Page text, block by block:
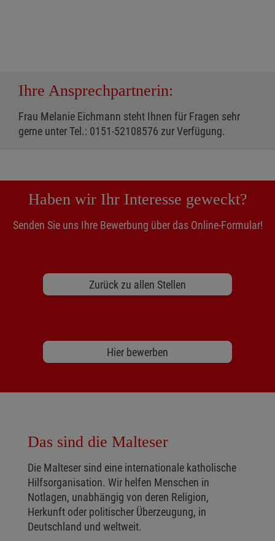
Ihre Ansprechpartnerin:
Frau Melanie Eichmann steht Ihnen für Fragen sehr
gerne unter Tel.: 0151-52108576 zur Verfügung.
Haben wir Ihr Interesse geweckt?
Senden Sie uns Ihre Bewerbung über das Online-Formular!
Zurück zu allen Stellen
Hier bewerben
Das sind die Malteser
Die Malteser sind eine internationale katholische
Hilfsorganisation. Wir helfen Menschen in
Notlagen, unabhängig von deren Religion,
Herkunft oder politischer Überzeugung, in
Deutschland und weltweit.